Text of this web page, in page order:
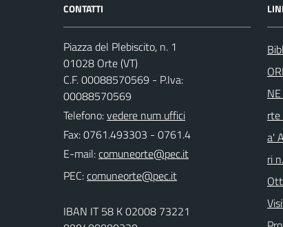
CONTATTI
Piazza del Plebiscito, n. 1
01028 Orte (VT)
C.F. 00088570569 - P.Iva:
00088570569
Telefono:vedere num uffici
Fax: 0761.493303 - 0761.4
E-mail:
PEC:
IBAN IT 58 K 02008 73221
rte
a'
ri